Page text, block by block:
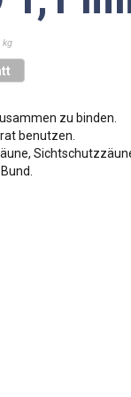
kg
zu binden.
benutzen.